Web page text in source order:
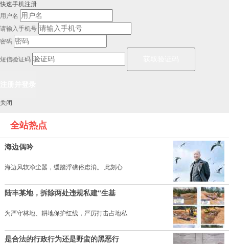
快速手机注册
用户名
请输入手机号
密码
短信验证码
关闭
全站热点
海边偶吟
海边风软净尘嚣，缓踏浮礁俗虑消。 此刻心
陆丰某地，拆除两处违规私建“生基
为严守林地、耕地保护红线，严厉打击占地私
是合法的行政行为还是野蛮的黑恶行